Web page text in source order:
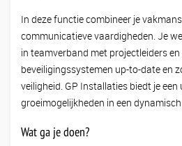
In deze functie combineer je
communicatieve vaardigheden. Je
in teamverband met projectleiders
beveiligingssystemen up-to-date en
veiligheid. GP Installaties biedt je
groeimogelijkheden in een
Wat ga je doen?